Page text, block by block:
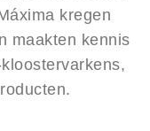
kregen
maakten kennis